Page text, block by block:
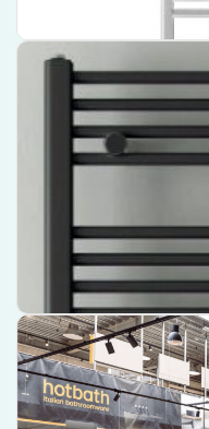
Bekijk
Instamat Base
BH150.60BM01
Een stijlvolle, zwarte
Praktische afmetingen van
warmteverspreiding
€ 389,80
Bekijk